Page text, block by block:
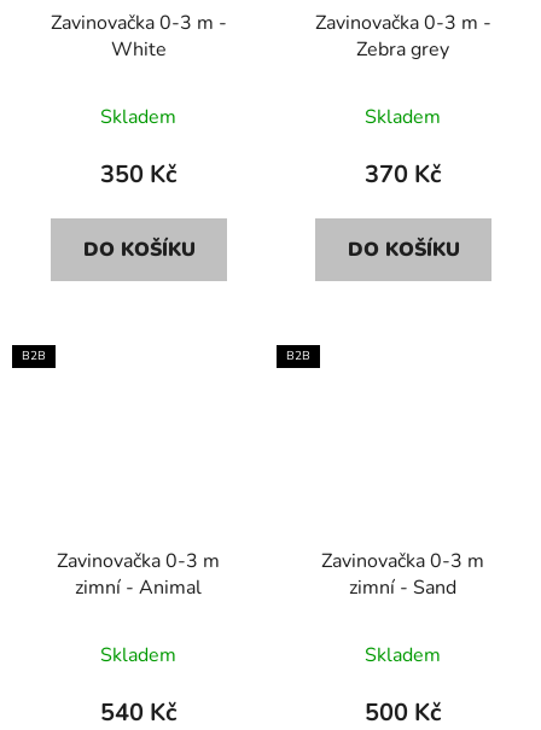
Zavinovačka 0-3 m -
White
Skladem
350 Kč
DO KOŠÍKU
Zavinovačka 0-3 m -
Zebra grey
Skladem
370 Kč
DO KOŠÍKU
B2B
Zavinovačka 0-3 m
zimní - Animal
Skladem
540 Kč
B2B
Zavinovačka 0-3 m
zimní - Sand
Skladem
500 Kč